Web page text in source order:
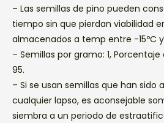
– Las semillas de pino pueden
tiempo sin que pierdan viabilidad
almacenados a temp entre -15ºC y
– Semillas por gramo: 1,
95.
– Si se usan semillas que han sido
cualquier lapso, es aconsejable
siembra a un periodo de